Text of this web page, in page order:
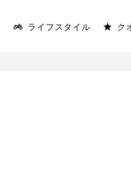
ライフスタイル ク